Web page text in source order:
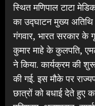
स्थित मणिपाल टाटा
का उद्घाटन मुख्य
गंगवार, भारत सरकार के
कुमार माहे के कुलपति,
ने किया. कार्यक्रम की
की गई. इस मौके पर
छात्रों को बधाई देते हुए